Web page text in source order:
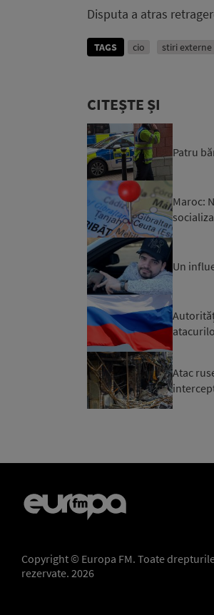
Disputa a atras
TAGS cio stiri externe
CITEȘTE ȘI
Patru
Maroc:
Un
Atac
Copyright © Europa FM. Toate
rezervate. 2026